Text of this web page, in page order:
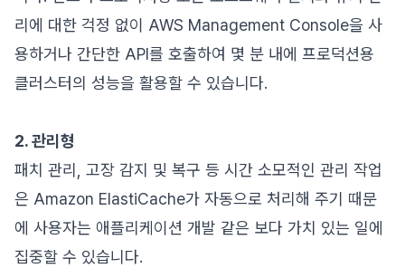
리에 대한 걱정 없이 AWS Management Console을 사
용하거나 간단한 API를 호출하여 몇 분 내에 프로덕션용
클러스터의 성능을 활용할 수 있습니다.
2. 관리형
패치 관리, 고장 감지 및 복구 등 시간 소모적인 관리 작업
은 Amazon ElastiCache가 자동으로 처리해 주기 때문
에 사용자는 애플리케이션 개발 같은 보다 가치 있는 일에
집중할 수 있습니다.